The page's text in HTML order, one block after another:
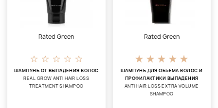
Rated Green
ШАМПУНЬ ОТ ВЫПАДЕНИЯ ВОЛОС
REAL GROW ANTI HAIR LOSS
TREATMENT SHAMPOO
Rated Green
ШАМПУНЬ ДЛЯ ОБЪЕМА ВОЛОС И
ПРОФИЛАКТИКИ ВЫПАДЕНИЯ
ANTI HAIR LOSS EXTRA VOLUME
SHAMPOO